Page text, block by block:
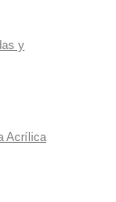
y
Acrílica